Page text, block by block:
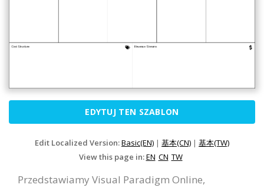
EDYTUJ TEN SZABLON
Edit Localized Version:Basic(EN) | 基本(CN) | 基本(TW)
View this page in:EN CN TW
Przedstawiamy Visual Paradigm Online,